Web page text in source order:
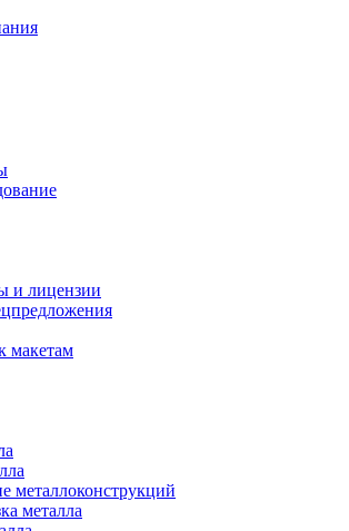
и лицензии
макетам
металлоконструкций
металла